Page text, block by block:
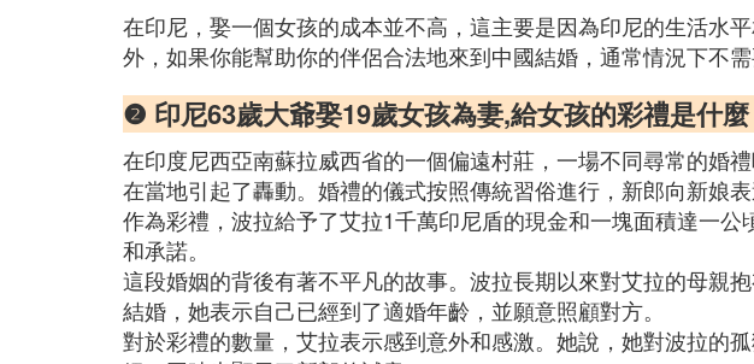
在印尼，娶一個女孩的成本並不高，這主要是因為印尼的生活水
外，如果你能幫助你的伴侶合法地來到中國結婚，通常情況下不需
❷ 印尼63歲大爺娶19歲女孩為妻,給女孩的彩禮是什麼
在印度尼西亞南蘇拉威西省的一個偏遠村莊，一場不同尋常的婚
在當地引起了轟動。婚禮的儀式按照傳統習俗進行，新郎向新娘表
作為彩禮，波拉給予了艾拉1千萬印尼盾的現金和一塊面積達一
和承諾。
這段婚姻的背後有著不平凡的故事。波拉長期以來對艾拉的母親
結婚，她表示自己已經到了適婚年齡，並願意照顧對方。
對於彩禮的數量，艾拉表示感到意外和感激。她說，她對波拉的